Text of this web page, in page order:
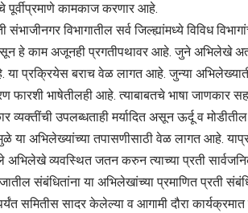
पूर्वीप्रमाणे कामकाज करणार आहे.
संभाजीनगर विभागातील सर्व जिल्ह्यांमध्‍ये विविध
हे काम अजूनही प्रगतीपथावर आहे. जुने अभिलेखे
या प्रक्रियेस बराच वेळ लागत आहे. जुन्‍या
फारशी भाषेतीलही आहे. त्‍याबाबतचे भाषा जाणकार
व्‍यक्‍तींची उपलब्‍धताही मर्यादित असून ऊर्दू व
या अभिलेख्‍यांच्‍या तपासणीसाठी वेळ लागत आहे.
अभिलेखे व्यवस्थित जतन करुन त्‍याच्‍या प्रती
संबंधितांना या अभिलेखांच्‍या प्रमाणित प्रती
समितीस सादर केलेल्‍या व आगामी दौरा